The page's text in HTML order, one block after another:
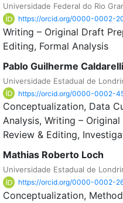
Universidade Federal do Rio
https://orcid.org/0000-0002-
Writing – Original Draft
Editing Formal Analysis
Pablo Guilherme Caldarelli
Universidade Estadual de
https://orcid.org/0000-0002-
Conceptualization Data
Analysis Writing –
Review & Editing
Mathias Roberto Loch
Universidade Estadual de
https://orcid.org/0000-0002-
Conceptualization